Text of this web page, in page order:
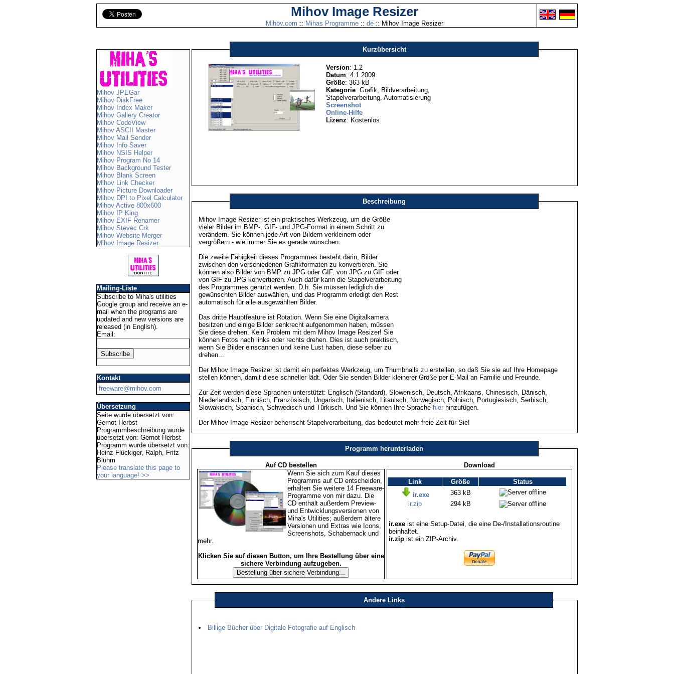
Mihov Image Resizer
Mihov.com :: Mihas Programme:: de:: Mihov Image Resizer
Mihov JPEGar
Mihov DiskFree
Mihov Index Maker
Mihov Gallery Creator
Mihov CodeView
Mihov ASCII Master
Mihov Mail Sender
Mihov Info Saver
Mihov NSIS Helper
Mihov Program No 14
Mihov Background Tester
Mihov Blank Screen
Mihov Link Checker
Mihov Picture Downloader
Mihov DPI to Pixel Calculator
Mihov Active 800x600
Mihov IP King
Mihov EXIF Renamer
Mihov Stevec Crk
Mihov Website Merger
Mihov Image Resizer
Mailing-Liste
Subscribe to Miha's utilities
Google group and receive an e-
mail when the programs are
updated and new versions are
released (in English).
Email:
Kontakt
freeware@mihov.com
Übersetzung
Seite wurde übersetzt von:
Gernot Herbst
Programmbeschreibung wurde
übersetzt von: Gernot Herbst
Programm wurde übersetzt von:
Heinz Flückiger, Ralph, Fritz
Bluhm
Please translate this page to
your language! >>
Kurzübersicht
Version: 1.2
Datum: 4.1.2009
Größe: 363 kB
Kategorie: Grafik, Bildverarbeitung,
Stapelverarbeitung, Automatisierung
Screenshot
Online-Hilfe
Lizenz: Kostenlos
Beschreibung
Mihov Image Resizer ist ein praktisches Werkzeug, um die Größe
vieler Bilder im BMP-, GIF- und JPG-Format in einem Schritt zu
verändern. Sie können jede Art von Bildern verkleinern oder
vergrößern - wie immer Sie es gerade wünschen.
Die zweite Fähigkeit dieses Programmes besteht darin, Bilder
zwischen den verschiedenen Grafikformaten zu konvertieren. Sie
können also Bilder von BMP zu JPG oder GIF, von JPG zu GIF oder
von GIF zu JPG konvertieren. Auch dafür kann die Stapelverarbeitung
des Programmes genutzt werden. D.h. Sie müssen lediglich die
gewünschten Bilder auswählen, und das Programm erledigt den Rest
automatisch für alle ausgewählten Bilder.
Das dritte Hauptfeature ist Rotation. Wenn Sie eine Digitalkamera
besitzen und einige Bilder senkrecht aufgenommen haben, müssen
Sie diese drehen. Kein Problem mit dem Mihov Image Resizer! Sie
können Fotos nach links oder rechts drehen. Dies ist auch praktisch,
wenn Sie Bilder einscannen und keine Lust haben, diese selber zu
drehen...
Der Mihov Image Resizer ist damit ein perfektes Werkzeug, um Thumbnails zu erstellen, so daß Sie sie auf Ihre Homepage
stellen können, damit diese schneller lädt. Oder Sie senden Bilder kleinerer Größe per E-Mail an Familie und Freunde.
Zur Zeit werden diese Sprachen unterstützt: Englisch (Standard), Slowenisch, Deutsch, Afrikaans, Chinesisch, Dänisch,
Niederländisch, Finnisch, Französisch, Ungarisch, Italienisch, Litauisch, Norwegisch, Polnisch, Portugiesisch, Serbisch,
Slowakisch, Spanisch, Schwedisch und Türkisch. Und Sie können Ihre Sprache hier hinzufügen.
Der Mihov Image Resizer beherrscht Stapelverarbeitung, das bedeutet mehr freie Zeit für Sie!
Programm herunterladen
Auf CD bestellen
Download
Wenn Sie sich zum Kauf dieses
Programms auf CD entscheiden,
erhalten Sie weitere 14 Freeware-
Programme von mir dazu. Die
CD enthält außerdem Preview-
und Entwicklungsversionen von
Miha's Utilities; außerdem ältere
Versionen und Extras wie Icons,
Screenshots, Schabernack und
mehr.
Klicken Sie auf diesen Button, um Ihre Bestellung über eine
sichere Verbindung aufzugeben.
Link Größe
Status
ir.exe
363 kB
ir.zip
294 kB
ir.exe ist eine Setup-Datei, die eine De-/Installationsroutine
beinhaltet.
ir.zip ist ein ZIP-Archiv.
Andere Links
Billige Bücher über Digitale Fotografie auf Englisch